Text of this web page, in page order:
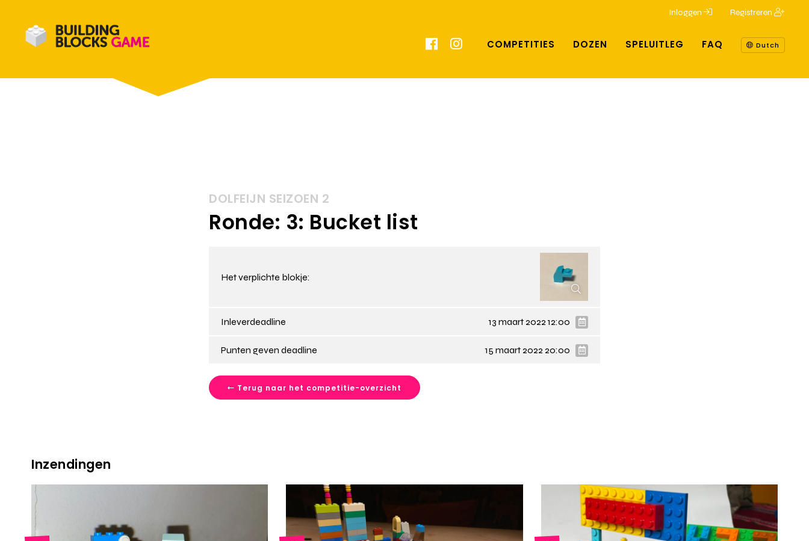
Inloggen Registreren
COMPETITIES DOZEN SPELUITLEG FAQ Dutch
DOLFEIJN SEIZOEN 2
Ronde: 3: Bucket list
Het verplichte blokje:
Inleverdeadline 13 maart 2022 12:00
Punten geven deadline 15 maart 2022 20:00
Terug naar het competitie-overzicht
Inzendingen